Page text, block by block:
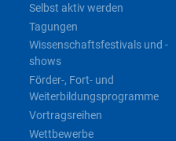
Selbst aktiv werden
Tagungen
Wissenschaftsfestivals und -
shows
Förder-, Fort- und
Weiterbildungsprogramme
Vortragsreihen
Wettbewerbe